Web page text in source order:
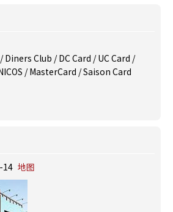
Diners Club / DC Card / UC Card /
/ MasterCard / Saison Card
14 地图